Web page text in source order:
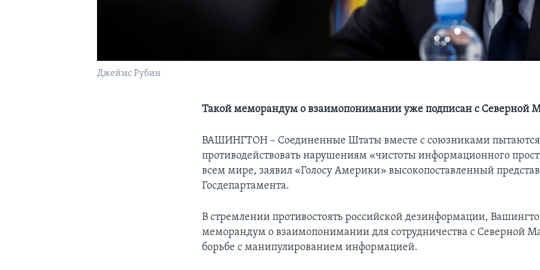
Джеймс Рубин
Такой меморандум о взаимопонимании уже подписан с Северной
ВАШИНГТОН – Соединенные Штаты вместе с союзниками пытаются
противодействовать нарушениям «чистоты информационного
всем мире, заявил «Голосу Америки» высокопоставленный
Госдепартамента.
В стремлении противостоять российской дезинформации,
меморандум о взаимопонимании для сотрудничества с Северной
борьбе с манипулированием информацией.